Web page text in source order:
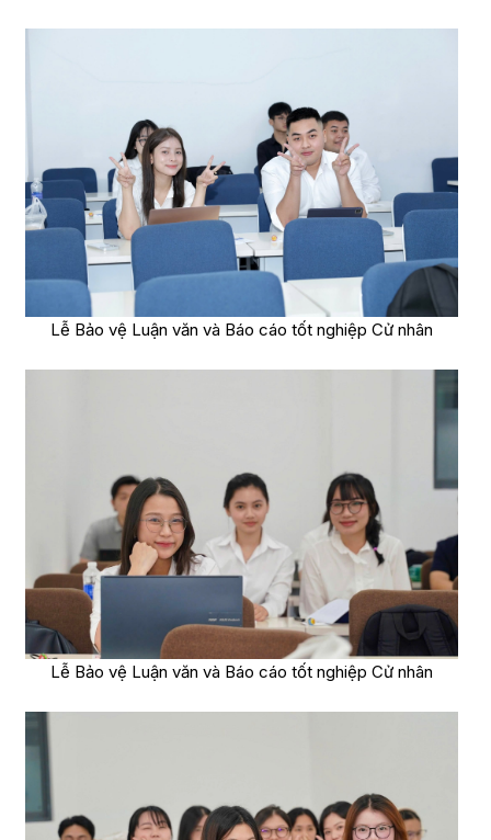
Lễ Bảo vệ Luận văn và Báo cáo tốt nghiệp Cử nhân
Lễ Bảo vệ Luận văn và Báo cáo tốt nghiệp Cử nhân